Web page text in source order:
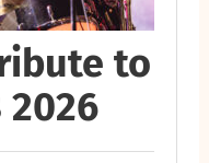
to